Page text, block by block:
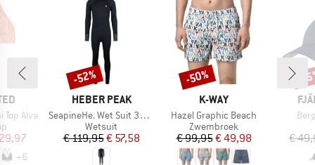
Alva
prijs
+6
MERK
HEBER PEAK
Artikel
SeapineHe. Wet Suit 3mm
Productgroep
Wetsuit
Prijs
€ 119,95Verlaagde prijs
€ 57,58
Korting
-52%
MERK
K-WAY
Artikel
Hazel Graphic Beach
Productgroep
Zwembroek
Prijs
€ 99,95Verlaagde prijs
€ 49,98
Korting
-50%
€
-